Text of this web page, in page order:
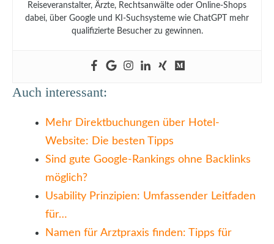
Reiseveranstalter, Ärzte, Rechtsanwälte oder Online-Shops
dabei, über Google und KI-Suchsysteme wie ChatGPT mehr
qualifizierte Besucher zu gewinnen.
Auch interessant:
Mehr Direktbuchungen über Hotel-
Website: Die besten Tipps
Sind gute Google-Rankings ohne Backlinks
möglich?
Usability Prinzipien: Umfassender Leitfaden
für…
Namen für Arztpraxis finden: Tipps für